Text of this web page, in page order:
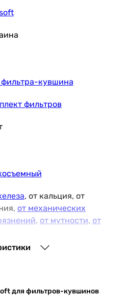
кувшина
фильтров
, от кальция, от
от механических
, от мутности, от
,от ржавчины
для фильтров-кувшинов